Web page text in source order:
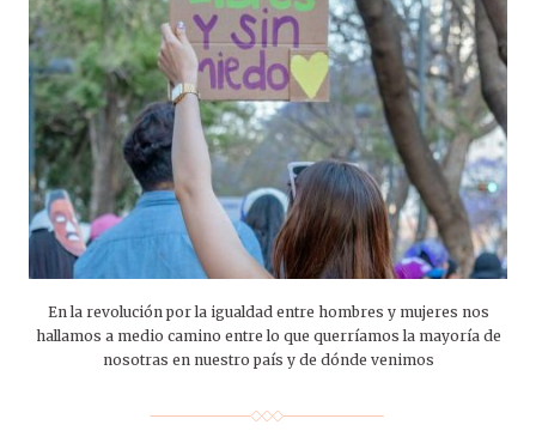
En la revolución por la igualdad entre hombres y mujeres nos
hallamos a medio camino entre lo que querríamos la mayoría de
nosotras en nuestro país y de dónde venimos